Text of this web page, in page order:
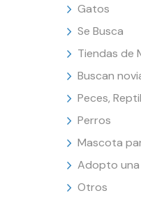
Gatos
Se Busca
Tiendas de
Buscan
Peces,
Perros
Mascota
Adopto
Otros